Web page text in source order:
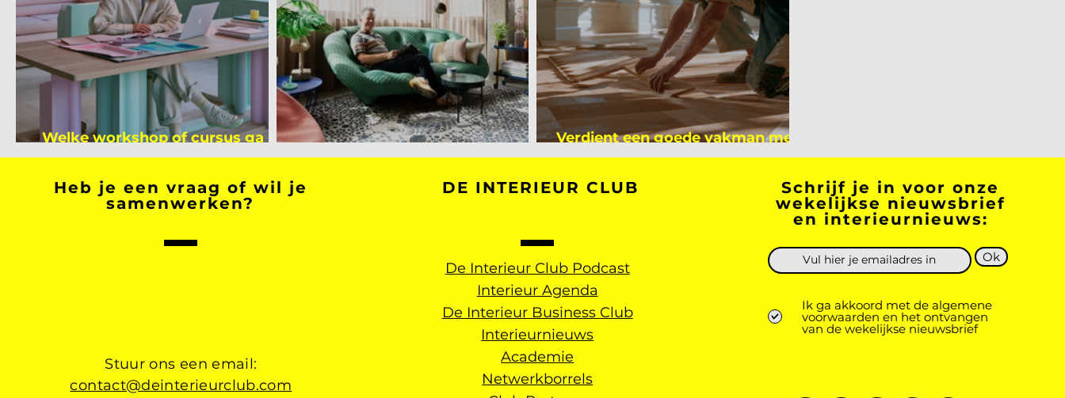
Welke workshop of cursus ga jij
volgen na je vakantie?
Binnenkijker bij Mark Mutsaers
Verdient een goede vakman meer
dan een gemiddelde academicus?
Heb je een vraag of wil je
samenwerken?
Stuur ons een email:
contact@deinterieurclub.com
DE INTERIEUR CLUB
De Interieur Club Podcast
Interieur Agenda
De Interieur Business Club
Interieurnieuws
Academie
Netwerkborrels
Schrijf je in voor onze
wekelijkse nieuwsbrief
en interieurnieuws:
Ok
Ik ga akkoord met de algemene
voorwaarden en het ontvangen
van de wekelijkse nieuwsbrief